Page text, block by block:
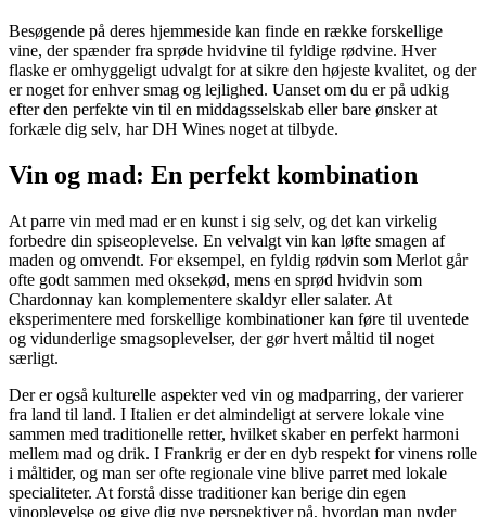
Besøgende på deres hjemmeside kan finde en række forskellige
vine, der spænder fra sprøde hvidvine til fyldige rødvine. Hver
flaske er omhyggeligt udvalgt for at sikre den højeste kvalitet, og der
er noget for enhver smag og lejlighed. Uanset om du er på udkig
efter den perfekte vin til en middagsselskab eller bare ønsker at
forkæle dig selv, har DH Wines noget at tilbyde.
Vin og mad: En perfekt kombination
At parre vin med mad er en kunst i sig selv, og det kan virkelig
forbedre din spiseoplevelse. En velvalgt vin kan løfte smagen af
maden og omvendt. For eksempel, en fyldig rødvin som Merlot går
ofte godt sammen med oksekød, mens en sprød hvidvin som
Chardonnay kan komplementere skaldyr eller salater. At
eksperimentere med forskellige kombinationer kan føre til uventede
og vidunderlige smagsoplevelser, der gør hvert måltid til noget
særligt.
Der er også kulturelle aspekter ved vin og madparring, der varierer
fra land til land. I Italien er det almindeligt at servere lokale vine
sammen med traditionelle retter, hvilket skaber en perfekt harmoni
mellem mad og drik. I Frankrig er der en dyb respekt for vinens rolle
i måltider, og man ser ofte regionale vine blive parret med lokale
specialiteter. At forstå disse traditioner kan berige din egen
vinoplevelse og give dig nye perspektiver på, hvordan man nyder